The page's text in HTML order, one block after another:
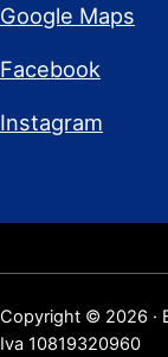
Google Maps
Facebook
Instagram
Copyright © 2026 ·
Iva 10819320960